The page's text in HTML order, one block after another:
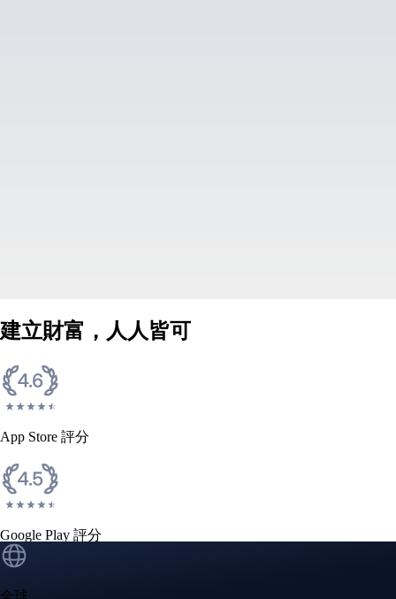
建立財富，人人皆可
App Store 評分
Google Play 評分
全球